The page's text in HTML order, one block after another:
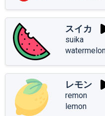
スイカ
suika
レモン
remon
lemon